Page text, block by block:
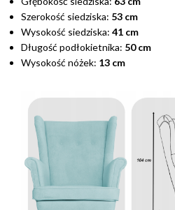
Szerokość siedziska: 53 cm
Wysokość siedziska: 41 cm
Długość podłokietnika: 50 cm
Wysokość nóżek: 13 cm